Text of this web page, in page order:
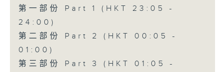
第一部份 Part 1 (HKT 23:05 -
24:00)
第二部份 Part 2 (HKT 00:05 -
01:00)
第三部份 Part 3 (HKT 01:05 -